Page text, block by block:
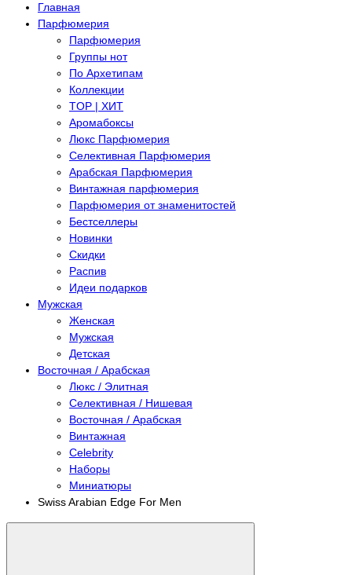
Главная
Парфюмерия
Парфюмерия
Группы нот
По Архетипам
Коллекции
TOP | ХИТ
Аромабоксы
Люкс Парфюмерия
Селективная Парфюмерия
Арабская Парфюмерия
Винтажная парфюмерия
Парфюмерия от знаменитостей
Бестселлеры
Новинки
Скидки
Распив
Идеи подарков
Мужская
Женская
Мужская
Детская
Восточная / Арабская
Люкс / Элитная
Селективная / Нишевая
Восточная / Арабская
Винтажная
Celebrity
Наборы
Миниатюры
Swiss Arabian Edge For Men